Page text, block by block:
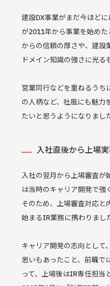
建設DX事業がまだ今ほど
が2011年から事業を始め
からの信頼の厚さや、建設
ドメイン知識の強さに光る
営業同行などを重ねるうち
の人柄など、社風にも魅力
たいと思うようになりまし
入社直後から上場
入社の翌月から上場審査が
は当時のキャリア開発で強
そのため、上場審査対応と
始まるIR業務に携わりまし
キャリア開発の志向として
思いもあったこと、前職で
って、上場後はIR専任担当